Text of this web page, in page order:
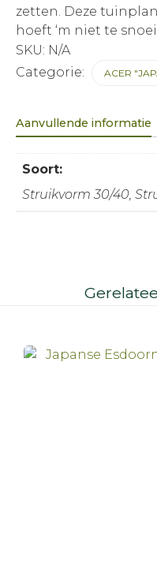
zetten. Deze
hoeft ‘m niet te
SKU: N/A
Categorie:
ACER
Aanvullende informatie
Soort:
Struikvorm 30/40,